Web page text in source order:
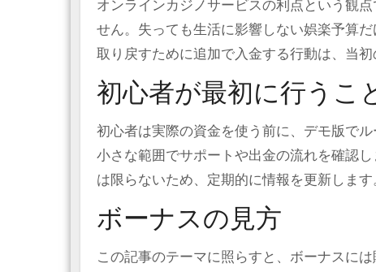
オンラインカジノサービスの利点という観
せん。失っても生活に影響しない娯楽予算
取り戻すために追加で入金する行動は、当
初心者が最初に行うこ
初心者は実際の資金を使う前に、デモ版で
小さな範囲でサポートや出金の流れを確認
は限らないため、定期的に情報を更新します
ボーナスの見方
この記事のテーマに照らすと、ボーナスに